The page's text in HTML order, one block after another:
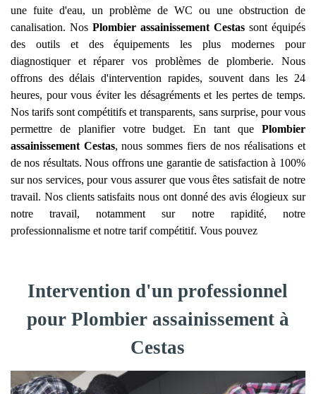
une fuite d'eau, un problème de WC ou une obstruction de
canalisation. Nos Plombier assainissement Cestassont équipés
des outils et des équipements les plus modernes pour
diagnostiquer et réparer vos problèmes de plomberie. Nous
offrons des délais d'intervention rapides, souvent dans les 24
heures, pour vous éviter les désagréments et les pertes de temps.
Nos tarifs sont compétitifs et transparents, sans surprise, pour vous
permettre de planifier votre budget. En tant que Plombier
assainissement Cestas, nous sommes fiers de nos réalisations et
de nos résultats. Nous offrons une garantie de satisfaction à 100%
sur nos services, pour vous assurer que vous êtes satisfait de notre
travail. Nos clients satisfaits nous ont donné des avis élogieux sur
notre travail, notamment sur notre rapidité, notre
professionnalisme et notre tarif compétitif. Vous pouvez
Intervention d'un professionnel
pour Plombier assainissement à
Cestas